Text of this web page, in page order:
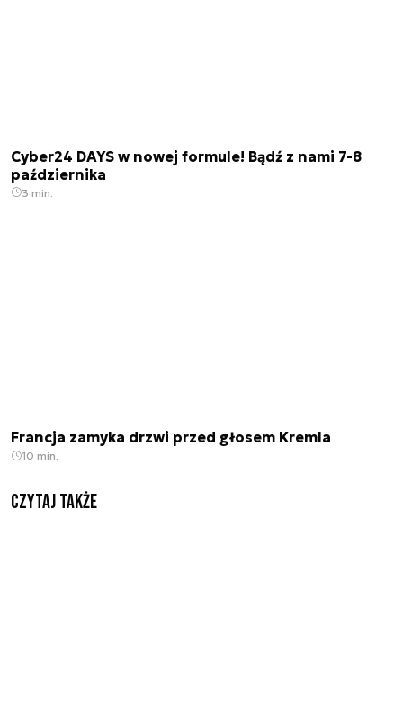
Cyber24 DAYS w nowej formule! Bądź z nami 7-8
października
3 min.
Francja zamyka drzwi przed głosem Kremla
10 min.
Czytaj także